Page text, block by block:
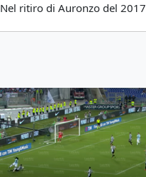
Nel ritiro di Auronzo del 2017